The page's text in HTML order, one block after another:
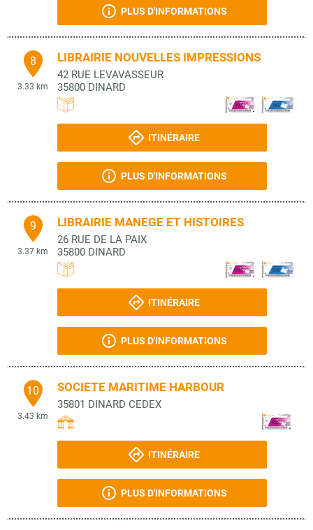
PLUS D'INFORMATIONS
8
3.33 km
LIBRAIRIE NOUVELLES IMPRESSIONS
42 RUE LEVAVASSEUR
35800 DINARD
ITINÉRAIRE
PLUS D'INFORMATIONS
9
3.37 km
LIBRAIRIE MANEGE ET HISTOIRES
26 RUE DE LA PAIX
35800 DINARD
ITINÉRAIRE
PLUS D'INFORMATIONS
10
3.43 km
SOCIETE MARITIME HARBOUR
35801 DINARD CEDEX
ITINÉRAIRE
PLUS D'INFORMATIONS